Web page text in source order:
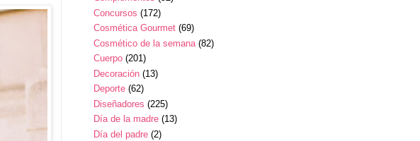
Concursos (172)
Cosmética Gourmet (69)
Cosmético de la semana (82)
Cuerpo (201)
Decoración (13)
Deporte (62)
Diseñadores (225)
Día de la madre (13)
Día del padre (2)